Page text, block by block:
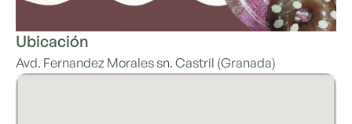
Ubicación
Avd. Fernandez Morales sn. Castril (Granada)